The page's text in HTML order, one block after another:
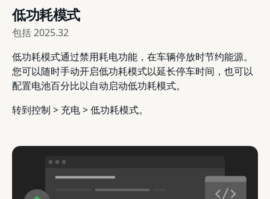
低功耗模式
包括2025.32
低功耗模式通过禁用耗电功能，在车辆停放时节约能源。
您可以随时手动开启低功耗模式以延长停车时间，也可以
配置电池百分比以自动启动低功耗模式。
转到控制 > 充电 > 低功耗模式。